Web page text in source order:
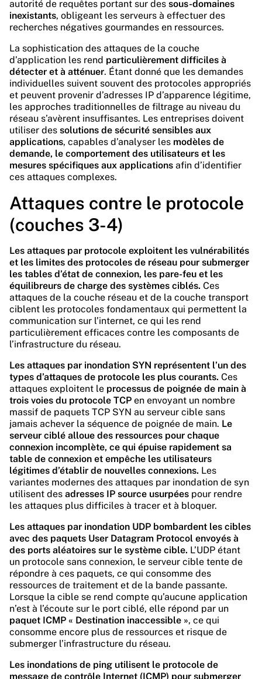
autorité de requêtes portant sur des sous-domaines
inexistants, obligeant les serveurs à effectuer des
recherches négatives gourmandes en ressources.
La sophistication des attaques de la couche
d’application les rend particulièrement difficiles à
détecter et à atténuer. Étant donné que les demandes
individuelles suivent souvent des protocoles appropriés
et peuvent provenir d’adresses IP d’apparence légitime,
les approches traditionnelles de filtrage au niveau du
réseau s’avèrent insuffisantes. Les entreprises doivent
utiliser des solutions de sécurité sensibles aux
applications, capables d’analyser les modèles de
demande, le comportement des utilisateurs et les
mesures spécifiques aux applications afin d’identifier
ces attaques complexes.
Attaques contre le protocole
(couches 3-4)
Les attaques par protocole exploitent les vulnérabilités
et les limites des protocoles de réseau pour submerger
les tables d’état de connexion, les pare-feu et les
équilibreurs de charge des systèmes ciblés. Ces
attaques de la couche réseau et de la couche transport
ciblent les protocoles fondamentaux qui permettent la
communication sur l’internet, ce qui les rend
particulièrement efficaces contre les composants de
l’infrastructure du réseau.
Les attaques par inondation SYN représentent l’un des
types d’attaques de protocole les plus courants. Ces
attaques exploitent le processus de poignée de main à
trois voies du protocole TCP en envoyant un nombre
massif de paquets TCP SYN au serveur cible sans
jamais achever la séquence de poignée de main. Le
serveur ciblé alloue des ressources pour chaque
connexion incomplète, ce qui épuise rapidement sa
table de connexion et empêche les utilisateurs
légitimes d’établir de nouvelles connexions. Les
variantes modernes des attaques par inondation de syn
utilisent des adresses IP source usurpées pour rendre
les attaques plus difficiles à tracer et à bloquer.
Les attaques par inondation UDP bombardent les cibles
avec des paquets User Datagram Protocol envoyés à
des ports aléatoires sur le système cible. L’UDP étant
un protocole sans connexion, le serveur cible tente de
répondre à ces paquets, ce qui consomme des
ressources de traitement et de la bande passante.
Lorsque la cible se rend compte qu’aucune application
n’est à l’écoute sur le port ciblé, elle répond par un
paquet ICMP « Destination inaccessible », ce qui
consomme encore plus de ressources et risque de
submerger l’infrastructure du réseau.
Les inondations de ping utilisent le protocole de
message de contrôle Internet (ICMP) pour submerger